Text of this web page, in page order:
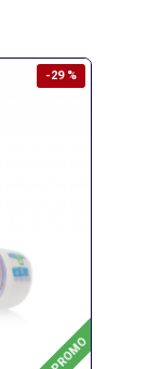
PROMO
-29 %